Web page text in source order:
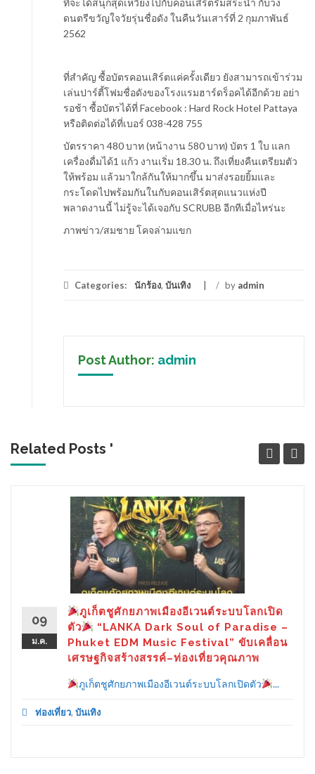
ที่จะได้สนุกสุดเหวี่ยงไปกับคอนเสิร์ตริมสระน้ำ กับวง
ดนตรีขวัญใจวัยรุ่นชื่อดัง ในคืนวันเสาร์ที่ 2 กุมภาพันธ์
2562
ที่สำคัญ ซื้อบัตรคอนเสิร์ตแค่ครั้งเดียว ยังสามารถเข้าร่วม
เล่นปาร์ตี้โฟมชื่อดังของโรงแรมฮาร์ดร็อคได้อีกด้วย อย่า
รอช้า ซื้อบัตรได้ที่ Facebook : Hard Rock Hotel Pattaya
หรือติดต่อได้ที่เบอร์ 038-428 755
บัตรราคา 480 บาท (หน้างาน 580 บาท) บัตร 1 ใบ แลก
เครื่องดื่มได้1 แก้ว งานเริ่ม 18.30 น. ถึงเที่ยงคืนเตรียมตัว
ให้พร้อม แล้วมาใกล้กันให้มากขึ้น มาส่งรอยยิ้มและ
กระโดดไปพร้อมกันในกับคอนเสิร์ตสุดแนวแห่งปี
พลาดงานนี้ ไม่รู้จะได้เจอกับ SCRUBB อีกทีเมื่อไหร่นะ
ภาพข่าว/สมชาย​ โคจล่ามแขก
Categories: นักร้อง, บันเทิง / by admin
Post Author: admin
Related Posts '
09
ม.ค.
ภูเก็ตชูศักยภาพเมืองอีเวนต์ระบบโลกเปิด
ตัว
“LANKA Dark Soul of Paradise –
Phuket EDM Music Festival” ขับเคลื่อน
เศรษฐกิจสร้างสรรค์–ท่องเที่ยวคุณภาพ
ภูเก็ตชูศักยภาพเมืองอีเวนต์ระบบโลกเปิดตัว ...
ท่องเที่ยว, บันเทิง